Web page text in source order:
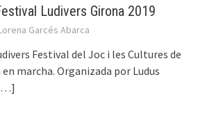
Ludivers Girona 2019
Garcés Abarca
Festival del Joc i les Cultures de
marcha. Organizada por Ludus